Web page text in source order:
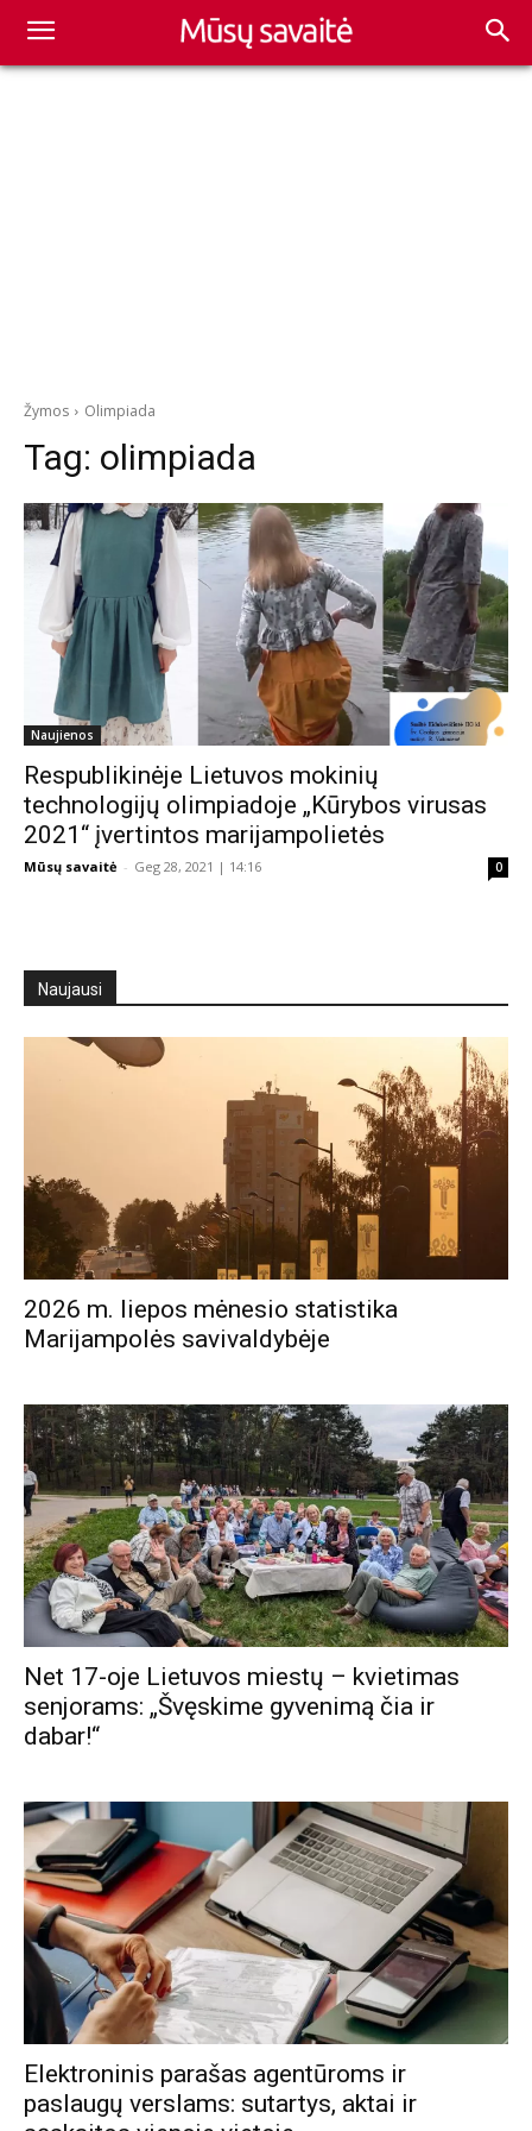
Žymos Olimpiada
Tag: olimpiada
Naujienos
Respublikinėje Lietuvos mokinių
technologijų olimpiadoje „Kūrybos virusas
2021“ įvertintos marijampolietės
Mūsų savaitė - Geg 28, 2021 | 14:16 0
Naujausi
2026 m. liepos mėnesio statistika
Marijampolės savivaldybėje
Net 17-oje Lietuvos miestų – kvietimas
senjorams: „Švęskime gyvenimą čia ir
dabar!“
Elektroninis parašas agentūroms ir
paslaugų verslams: sutartys, aktai ir